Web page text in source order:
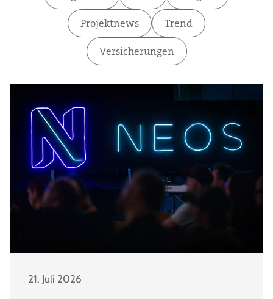
Projektnews Trend
Versicherungen
21. Juli 2026